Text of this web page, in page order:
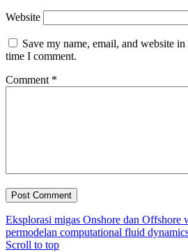
Website
Save my name, email, and website
time I comment.
Comment *
Eksplorasi migas Onshore dan Offshore
permodelan computational fluid
Scroll to top